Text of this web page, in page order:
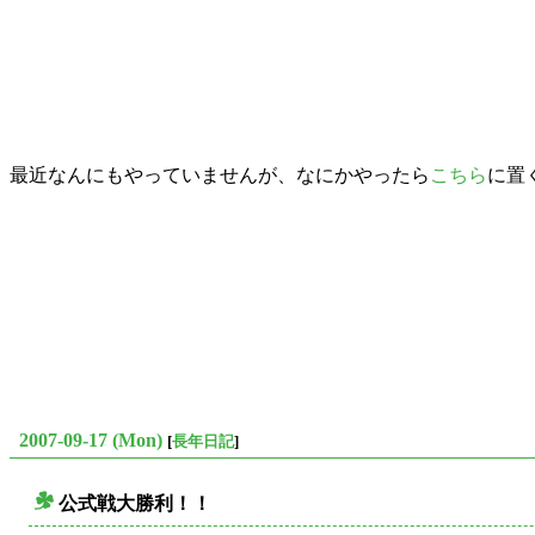
最近なんにもやっていませんが、なにかやったら こちらに置
2007-09-17 (Mon) [長年日記]
公式戦大勝利！！